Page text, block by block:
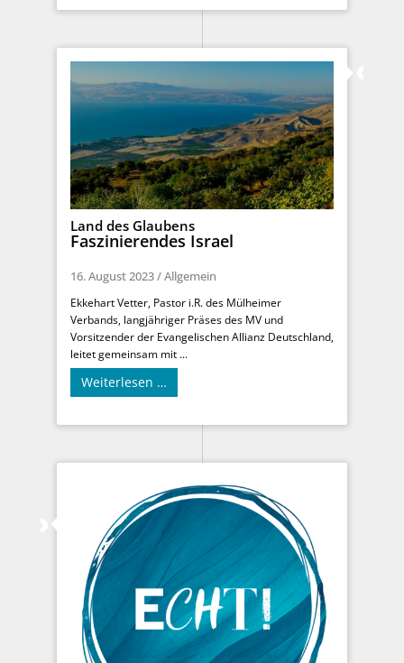
Land des Glaubens
Faszinierendes Israel
16. August 2023/Allgemein
Ekkehart Vetter, Pastor i.R. des Mülheimer
Verbands, langjähriger Präses des MV und
Vorsitzender der Evangelischen Allianz Deutschland,
leitet gemeinsam mit ...
Weiterlesen …